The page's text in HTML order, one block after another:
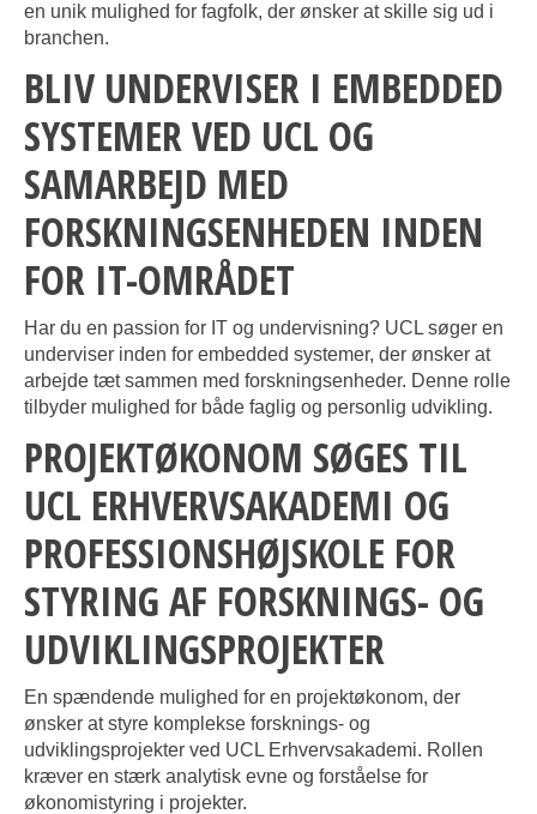
en unik mulighed for fagfolk, der ønsker at skille sig ud i
branchen.
BLIV UNDERVISER I EMBEDDED
SYSTEMER VED UCL OG
SAMARBEJD MED
FORSKNINGSENHEDEN INDEN
FOR IT-OMRÅDET
Har du en passion for IT og undervisning? UCL søger en
underviser inden for embedded systemer, der ønsker at
arbejde tæt sammen med forskningsenheder. Denne rolle
tilbyder mulighed for både faglig og personlig udvikling.
PROJEKTØKONOM SØGES TIL
UCL ERHVERVSAKADEMI OG
PROFESSIONSHØJSKOLE FOR
STYRING AF FORSKNINGS- OG
UDVIKLINGSPROJEKTER
En spændende mulighed for en projektøkonom, der
ønsker at styre komplekse forsknings- og
udviklingsprojekter ved UCL Erhvervsakademi. Rollen
kræver en stærk analytisk evne og forståelse for
økonomistyring i projekter.